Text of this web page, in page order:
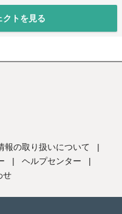
クトを見る
報の取り扱いについて
|
| ヘルプセンター
|
せ